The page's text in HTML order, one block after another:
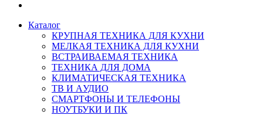
Каталог
КРУПНАЯ ТЕХНИКА ДЛЯ КУХНИ
МЕЛКАЯ ТЕХНИКА ДЛЯ КУХНИ
ВСТРАИВАЕМАЯ ТЕХНИКА
ТЕХНИКА ДЛЯ ДОМА
КЛИМАТИЧЕСКАЯ ТЕХНИКА
ТВ И AУДИО
СМАРТФОНЫ И ТЕЛЕФОНЫ
НОУТБУКИ И ПК